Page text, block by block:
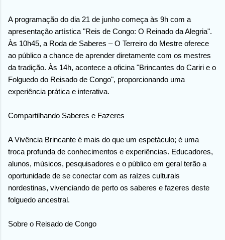
A programação do dia 21 de junho começa às 9h com a
apresentação artística "Reis de Congo: O Reinado da Alegria".
Às 10h45, a Roda de Saberes – O Terreiro do Mestre oferece
ao público a chance de aprender diretamente com os mestres
da tradição. Às 14h, acontece a oficina "Brincantes do Cariri e o
Folguedo do Reisado de Congo", proporcionando uma
experiência prática e interativa.
Compartilhando Saberes e Fazeres
A Vivência Brincante é mais do que um espetáculo; é uma
troca profunda de conhecimentos e experiências. Educadores,
alunos, músicos, pesquisadores e o público em geral terão a
oportunidade de se conectar com as raízes culturais
nordestinas, vivenciando de perto os saberes e fazeres deste
folguedo ancestral.
Sobre o Reisado de Congo